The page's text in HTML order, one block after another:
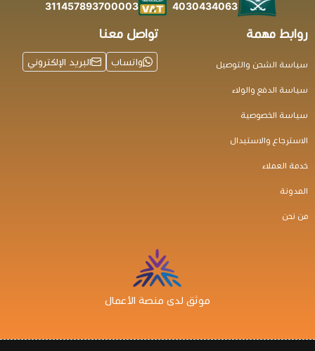
4030434063
311457893700003
روابط مهمة
سياسة الشحن والتوصيل
سياسة الدفع والولاء
سياسة الخصوصية
الاسترجاع والاستبدال
خدمة العملاء
المدونة
من نحن
تواصل معنا
واتساب البريد الإلكتروني
موثق لدى منصة الأعمال